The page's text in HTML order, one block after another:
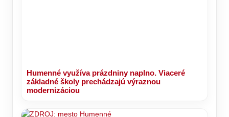
Humenné využíva prázdniny naplno. Viaceré
základné školy prechádzajú výraznou
modernizáciou